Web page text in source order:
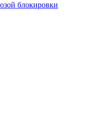
блокировки